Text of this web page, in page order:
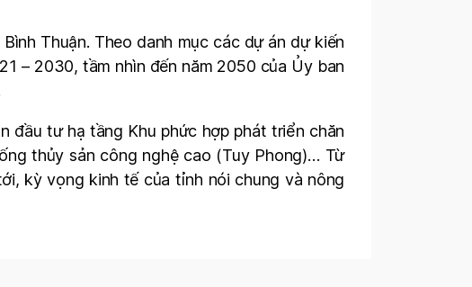
Thuận. Theo danh mục các dự án dự kiến
– 2030, tầm nhìn đến năm 2050 của Ủy ban
đầu tư hạ tầng Khu phức hợp phát triển chăn
thủy sản công nghệ cao (Tuy Phong)… Từ
kỳ vọng kinh tế của tỉnh nói chung và nông